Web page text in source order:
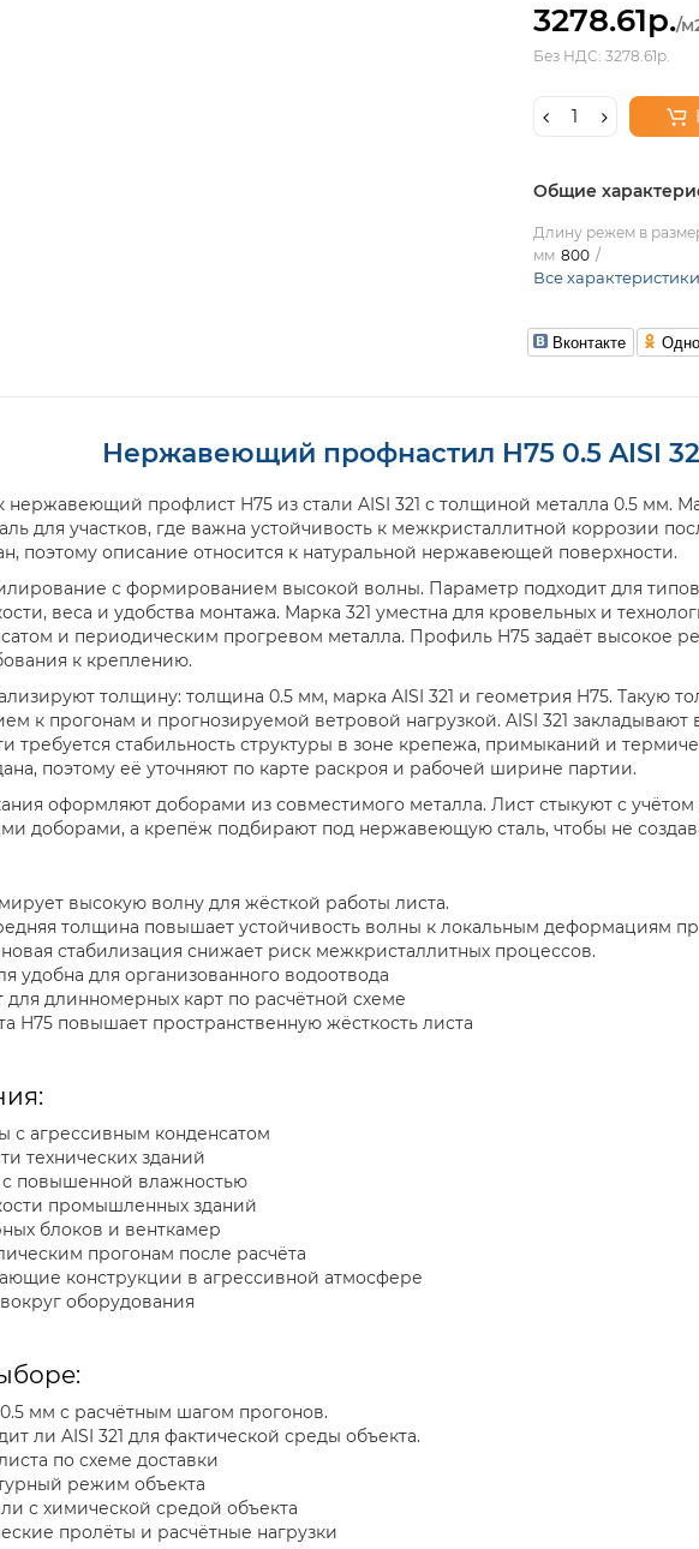
3278.61р./
Без НДС: 3278.61р.
Общие
Длину режем в
мм 800
Все характеристики
Вконтакте
Нержавеющий профнастил H75 0.5 AISI
профлист H75 из стали AISI 321 с толщиной металла 0.5 мм.
для участков, где важна устойчивость к межкристаллитной коррозии
поэтому описание относится к натуральной нержавеющей поверхности.
с формированием высокой волны. Параметр подходит для
веса и удобства монтажа. Марка 321 уместна для кровельных и
и периодическим прогревом металла. Профиль H75 задаёт высокое
к креплению.
толщину: толщина 0.5 мм, марка AISI 321 и геометрия H75. Такую
к прогонам и прогнозируемой ветровой нагрузкой. AISI 321
требуется стабильность структуры в зоне крепежа, примыканий и
поэтому её уточняют по карте раскроя и рабочей ширине партии.
оформляют доборами из совместимого металла. Лист стыкуют с учётом
доборами, а крепёж подбирают под нержавеющую сталь, чтобы не
высокую волну для жёсткой работы листа.
толщина повышает устойчивость волны к локальным деформациям
стабилизация снижает риск межкристаллитных процессов.
удобна для организованного водоотвода
для длинномерных карт по расчётной схеме
H75 повышает пространственную жёсткость листа
с агрессивным конденсатом
технических зданий
с повышенной влажностью
промышленных зданий
блоков и венткамер
прогонам после расчёта
конструкции в агрессивной атмосфере
оборудования
мм с расчётным шагом прогонов.
ли AISI 321 для фактической среды объекта.
по схеме доставки
режим объекта
с химической средой объекта
пролёты и расчётные нагрузки